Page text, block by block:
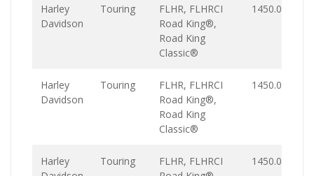
Harley
Davidson
Touring
FLHR, FLHRCI
Road King®,
Road King
Classic®
1450.0
Harley
Davidson
Touring
FLHR, FLHRCI
Road King®,
Road King
Classic®
1450.0
Harley
Touring
FLHR, FLHRCI
1450.0